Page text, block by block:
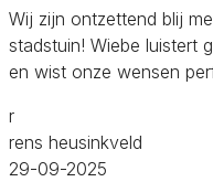
Wij zijn ontzettend blij
stadstuin! Wiebe luistert
en wist onze wensen
r
rens heusinkveld
29-09-2025